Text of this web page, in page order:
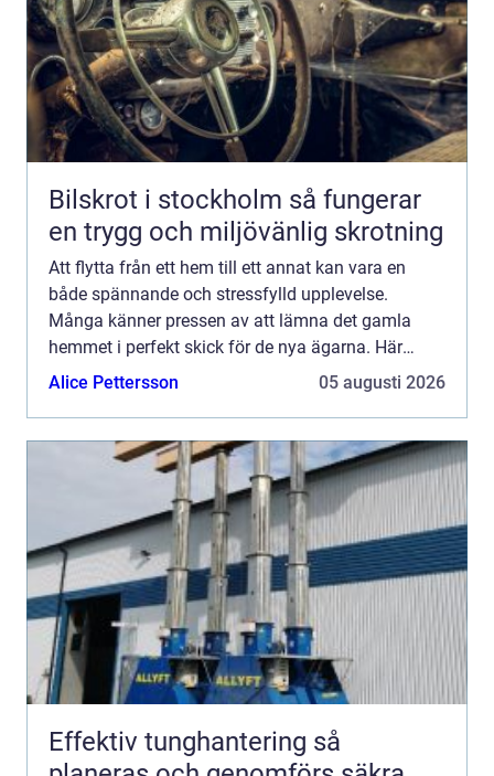
Bilskrot i stockholm så fungerar
en trygg och miljövänlig skrotning
Att flytta från ett hem till ett annat kan vara en
både spännande och stressfylld upplevelse.
Många känner pressen av att lämna det gamla
hemmet i perfekt skick för de nya ägarna. Här
kommer flyttst&aum...
Alice Pettersson 05 augusti 2026
Effektiv tunghantering så